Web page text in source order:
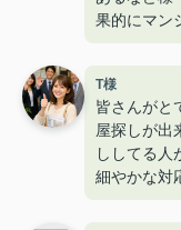
果的にマン
とがありま
T様
皆さんがと
屋探しが出
ししてる人
細やかな対